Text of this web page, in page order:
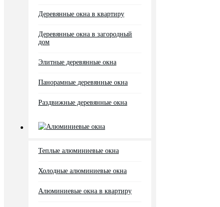
Деревянные окна в квартиру
Деревянные окна в загородный
дом
Элитные деревянные окна
Панорамные деревянные окна
Раздвижные деревянные окна
Алюминиевые окна
Теплые алюминиевые окна
Холодные алюминиевые окна
Алюминиевые окна в квартиру